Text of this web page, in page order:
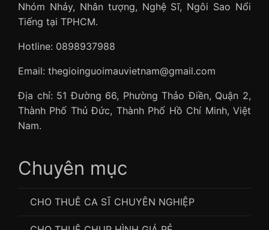
Nhóm Nhảy, Nhân tượng, Nghệ Sĩ, Ngôi Sao Nổi
Tiếng tại TPHCM.
Hotline: 0898937988
Email: thegioinguoimauvietnam@gmail.com
Địa chỉ: 51 Đường 66, Phường Thảo Điền, Quận 2,
Thành Phố Thủ Đức, Thành Phố Hồ Chí Minh, Việt
Nam.
Chuyên mục
CHO THUÊ CA SĨ CHUYÊN NGHIỆP